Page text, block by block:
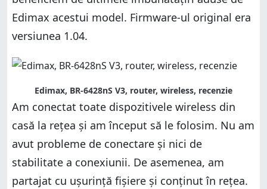
Edimax acestui model. Firmware-ul original era
versiunea 1.04.
Edimax, BR-6428nS V3, router, wireless, recenzie
Am conectat toate dispozitivele wireless din
casă la rețea și am început să le folosim. Nu am
avut probleme de conectare și nici de
stabilitate a conexiunii. De asemenea, am
partajat cu ușurință fișiere și conținut în rețea.